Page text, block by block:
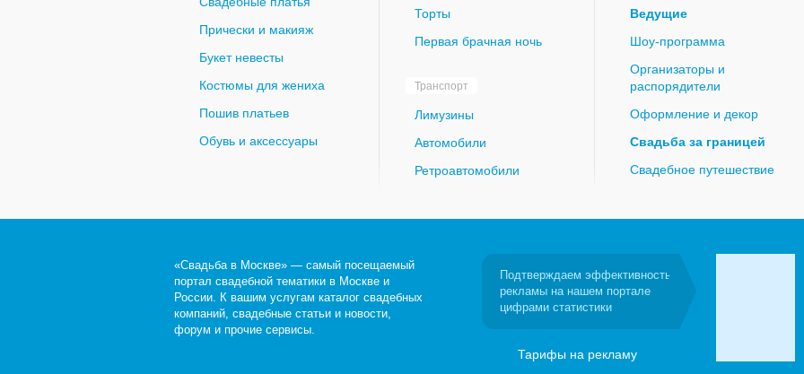
Прически и макияж
Букет невесты
Костюмы для жениха
Пошив платьев
Обувь и аксессуары
Торты
Первая брачная ночь
Транспорт
Лимузины
Автомобили
Ретроавтомобили
Ведущие
Шоу-программа
Организаторы и
распорядители
Оформление и декор
Свадьба за границей
Свадебное путешествие
«Свадьба в Москве» — самый посещаемый
портал свадебной тематики в Москве и
России. К вашим услугам каталог свадебных
компаний, свадебные статьи и новости,
форум и прочие сервисы.
Подтверждаем эффективность
рекламы на нашем портале
цифрами статистики
Тарифы на рекламу